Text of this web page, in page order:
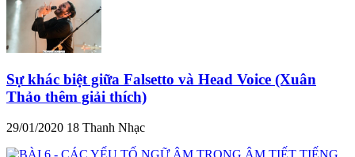
Sự khác biệt giữa Falsetto và Head Voice (Xuân
Thảo thêm giải thích)
29/01/2020 18 Thanh Nhạc